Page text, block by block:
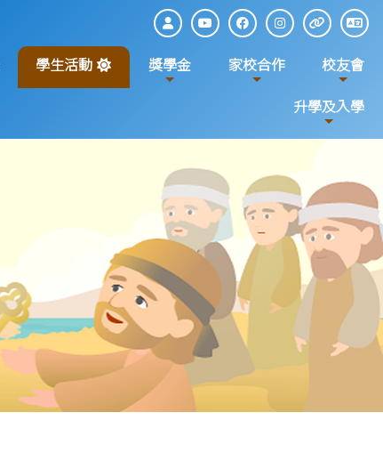
學生活動 獎學金 家校合作 校友會
升學及入學